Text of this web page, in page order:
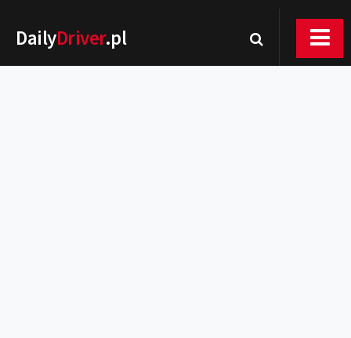
DailyDriver.pl